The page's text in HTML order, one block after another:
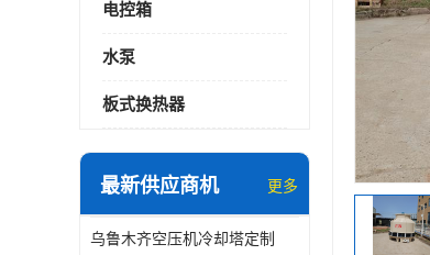
电控箱
水泵
板式换热器
最新供应商机 更多
乌鲁木齐空压机冷却塔定制